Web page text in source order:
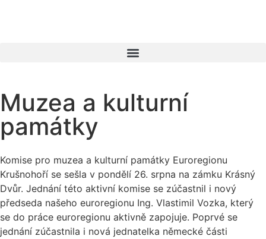
Muzea a kulturní
památky
Komise pro muzea a kulturní památky Euroregionu
Krušnohoří se sešla v pondělí 26. srpna na zámku Krásný
Dvůr. Jednání této aktivní komise se zúčastnil i nový
předseda našeho euroregionu Ing. Vlastimil Vozka, který
se do práce euroregionu aktivně zapojuje. Poprvé se
jednání zúčastnila i nová jednatelka německé části